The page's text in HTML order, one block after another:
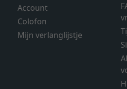
Account
Colofon
Mijn verlanglijstje